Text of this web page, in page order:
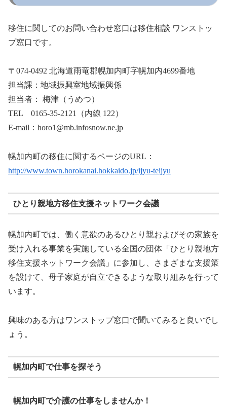
移住に関してのお問い合わせ窓口は移住相談 ワンストッ
プ窓口です。
〒074-0492 北海道雨竜郡幌加内町字幌加内4699番地
担当課：地域振興室地域振興係
担当者： 梅津（うめつ）
TEL 0165-35-2121（内線 122）
E-mail：horo1@mb.infosnow.ne.jp
幌加内町の移住に関するページのURL：
http://www.town.horokanai.hokkaido.jp/ijyu-teijyu
ひとり親地方移住支援ネットワーク会議
幌加内町では、働く意欲のあるひとり親およびその家族を
受け入れる事業を実施している全国の団体「ひとり親地方
移住支援ネットワーク会議」に参加し、さまざまな支援策
を設けて、母子家庭が自立できるような取り組みを行って
います。
興味のある方はワンストップ窓口で聞いてみると良いでし
ょう。
幌加内町で仕事を探そう
幌加内町で介護の仕事をしませんか！